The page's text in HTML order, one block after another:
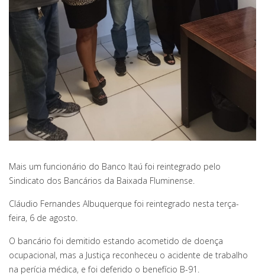
Mais um funcionário do Banco Itaú foi reintegrado pelo
Sindicato dos Bancários da Baixada Fluminense.
Cláudio Fernandes Albuquerque foi reintegrado nesta terça-
feira, 6 de agosto.
O bancário foi demitido estando acometido de doença
ocupacional, mas a Justiça reconheceu o acidente de trabalho
na perícia médica, e foi deferido o benefício B-91.